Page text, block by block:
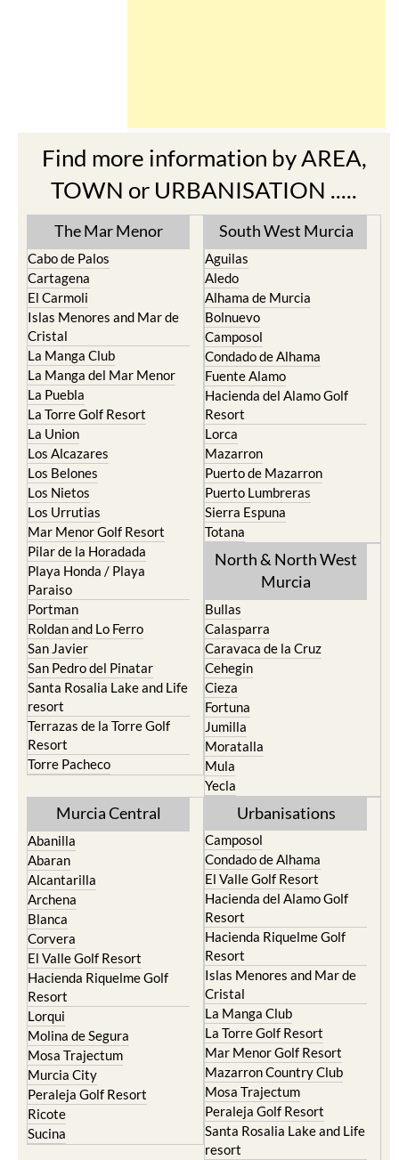
Find more information by AREA,
TOWN or URBANISATION .....
The Mar Menor
Cabo de Palos
Cartagena
El Carmoli
Islas Menores and Mar de
Cristal
La Manga Club
La Manga del Mar Menor
La Puebla
La Torre Golf Resort
La Union
Los Alcazares
Los Belones
Los Nietos
Los Urrutias
Mar Menor Golf Resort
Pilar de la Horadada
Playa Honda / Playa
Paraiso
Portman
Roldan and Lo Ferro
San Javier
San Pedro del Pinatar
Santa Rosalia Lake and Life
resort
Terrazas de la Torre Golf
Resort
Torre Pacheco
South West Murcia
Aguilas
Aledo
Alhama de Murcia
Bolnuevo
Camposol
Condado de Alhama
Fuente Alamo
Hacienda del Alamo Golf
Resort
Lorca
Mazarron
Puerto de Mazarron
Puerto Lumbreras
Sierra Espuna
Totana
North & North West
Murcia
Bullas
Calasparra
Caravaca de la Cruz
Cehegin
Cieza
Fortuna
Jumilla
Moratalla
Mula
Yecla
Murcia Central
Abanilla
Abaran
Alcantarilla
Archena
Blanca
Corvera
El Valle Golf Resort
Hacienda Riquelme Golf
Resort
Lorqui
Molina de Segura
Mosa Trajectum
Murcia City
Peraleja Golf Resort
Ricote
Sucina
Urbanisations
Camposol
Condado de Alhama
El Valle Golf Resort
Hacienda del Alamo Golf
Resort
Hacienda Riquelme Golf
Resort
Islas Menores and Mar de
Cristal
La Manga Club
La Torre Golf Resort
Mar Menor Golf Resort
Mazarron Country Club
Mosa Trajectum
Peraleja Golf Resort
Santa Rosalia Lake and Life
resort